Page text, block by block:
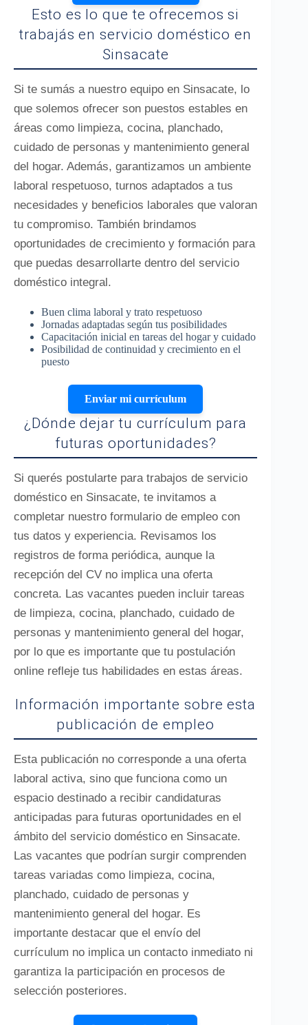
Esto es lo que te ofrecemos si
trabajás en servicio doméstico en
Sinsacate
Si te sumás a nuestro equipo en Sinsacate, lo
que solemos ofrecer son puestos estables en
áreas como limpieza, cocina, planchado,
cuidado de personas y mantenimiento general
del hogar. Además, garantizamos un ambiente
laboral respetuoso, turnos adaptados a tus
necesidades y beneficios laborales que valoran
tu compromiso. También brindamos
oportunidades de crecimiento y formación para
que puedas desarrollarte dentro del servicio
doméstico integral.
Buen clima laboral y trato respetuoso
Jornadas adaptadas según tus posibilidades
Capacitación inicial en tareas del hogar y cuidado
Posibilidad de continuidad y crecimiento en el
puesto
Enviar mi currículum
¿Dónde dejar tu currículum para
futuras oportunidades?
Si querés postularte para trabajos de servicio
doméstico en Sinsacate, te invitamos a
completar nuestro formulario de empleo con
tus datos y experiencia. Revisamos los
registros de forma periódica, aunque la
recepción del CV no implica una oferta
concreta. Las vacantes pueden incluir tareas
de limpieza, cocina, planchado, cuidado de
personas y mantenimiento general del hogar,
por lo que es importante que tu postulación
online refleje tus habilidades en estas áreas.
Información importante sobre esta
publicación de empleo
Esta publicación no corresponde a una oferta
laboral activa, sino que funciona como un
espacio destinado a recibir candidaturas
anticipadas para futuras oportunidades en el
ámbito del servicio doméstico en Sinsacate.
Las vacantes que podrían surgir comprenden
tareas variadas como limpieza, cocina,
planchado, cuidado de personas y
mantenimiento general del hogar. Es
importante destacar que el envío del
currículum no implica un contacto inmediato ni
garantiza la participación en procesos de
selección posteriores.